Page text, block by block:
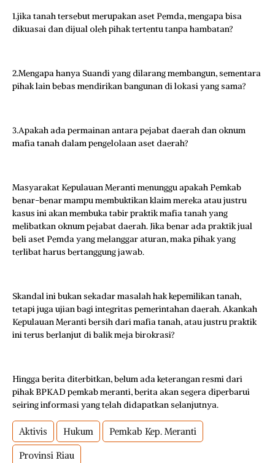
1.jika tanah tersebut merupakan aset Pemda, mengapa bisa
dikuasai dan dijual oleh pihak tertentu tanpa hambatan?
2.Mengapa hanya Suandi yang dilarang membangun, sementara
pihak lain bebas mendirikan bangunan di lokasi yang sama?
3.Apakah ada permainan antara pejabat daerah dan oknum
mafia tanah dalam pengelolaan aset daerah?
Masyarakat Kepulauan Meranti menunggu apakah Pemkab
benar-benar mampu membuktikan klaim mereka atau justru
kasus ini akan membuka tabir praktik mafia tanah yang
melibatkan oknum pejabat daerah. Jika benar ada praktik jual
beli aset Pemda yang melanggar aturan, maka pihak yang
terlibat harus bertanggung jawab.
Skandal ini bukan sekadar masalah hak kepemilikan tanah,
tetapi juga ujian bagi integritas pemerintahan daerah. Akankah
Kepulauan Meranti bersih dari mafia tanah, atau justru praktik
ini terus berlanjut di balik meja birokrasi?
Hingga berita diterbitkan, belum ada keterangan resmi dari
pihak BPKAD pemkab meranti, berita akan segera diperbarui
seiring informasi yang telah didapatkan selanjutnya.
Aktivis Hukum Pemkab Kep. Meranti
Provinsi Riau